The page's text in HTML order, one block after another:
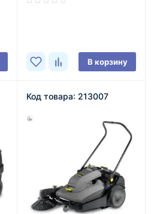
В корзину
Код товара: 213007